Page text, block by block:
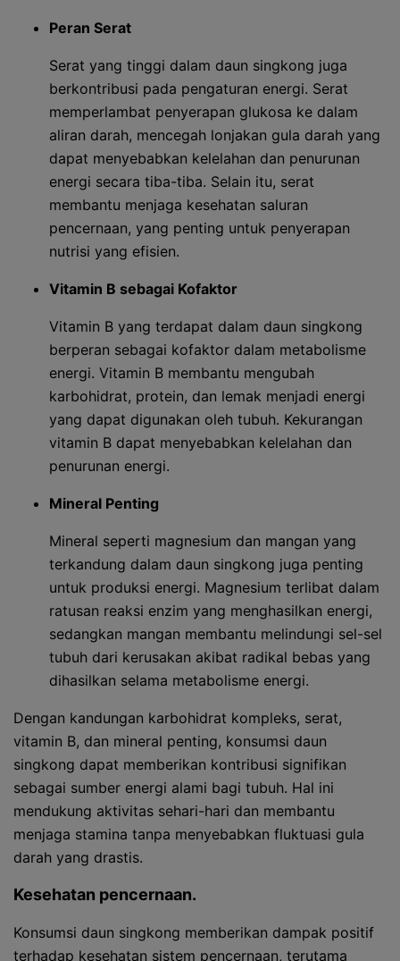
Peran Serat
Serat yang tinggi dalam daun singkong juga
berkontribusi pada pengaturan energi. Serat
memperlambat penyerapan glukosa ke dalam
aliran darah, mencegah lonjakan gula darah yang
dapat menyebabkan kelelahan dan penurunan
energi secara tiba-tiba. Selain itu, serat
membantu menjaga kesehatan saluran
pencernaan, yang penting untuk penyerapan
nutrisi yang efisien.
Vitamin B sebagai Kofaktor
Vitamin B yang terdapat dalam daun singkong
berperan sebagai kofaktor dalam metabolisme
energi. Vitamin B membantu mengubah
karbohidrat, protein, dan lemak menjadi energi
yang dapat digunakan oleh tubuh. Kekurangan
vitamin B dapat menyebabkan kelelahan dan
penurunan energi.
Mineral Penting
Mineral seperti magnesium dan mangan yang
terkandung dalam daun singkong juga penting
untuk produksi energi. Magnesium terlibat dalam
ratusan reaksi enzim yang menghasilkan energi,
sedangkan mangan membantu melindungi sel-sel
tubuh dari kerusakan akibat radikal bebas yang
dihasilkan selama metabolisme energi.
Dengan kandungan karbohidrat kompleks, serat,
vitamin B, dan mineral penting, konsumsi daun
singkong dapat memberikan kontribusi signifikan
sebagai sumber energi alami bagi tubuh. Hal ini
mendukung aktivitas sehari-hari dan membantu
menjaga stamina tanpa menyebabkan fluktuasi gula
darah yang drastis.
Kesehatan pencernaan.
Konsumsi daun singkong memberikan dampak positif
terhadap kesehatan sistem pencernaan, terutama